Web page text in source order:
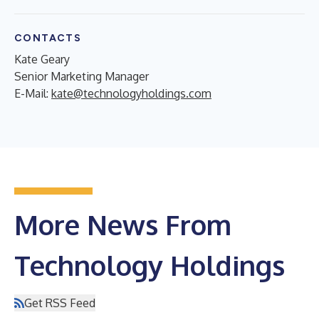
CONTACTS
Kate Geary
Senior Marketing Manager
E-Mail: kate@technologyholdings.com
More News From
Technology Holdings
Get RSS Feed